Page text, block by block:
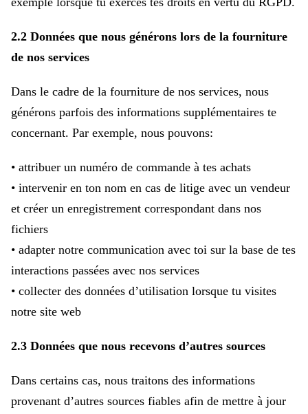
2.2 Données que nous générons lors de la fourniture
de nos services
Dans le cadre de la fourniture de nos services, nous
générons parfois des informations supplémentaires te
concernant. Par exemple, nous pouvons:
• attribuer un numéro de commande à tes achats
• intervenir en ton nom en cas de litige avec un vendeur
et créer un enregistrement correspondant dans nos
fichiers
• adapter notre communication avec toi sur la base de tes
interactions passées avec nos services
• collecter des données d’utilisation lorsque tu visites
notre site web
2.3 Données que nous recevons d’autres sources
Dans certains cas, nous traitons des informations
provenant d’autres sources fiables afin de mettre à jour